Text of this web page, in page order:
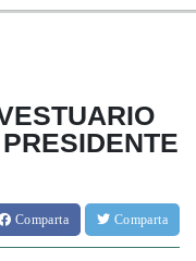
Comparta Comparta